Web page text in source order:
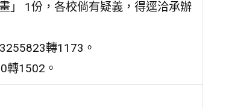
」 1份，各校倘有疑義，得逕洽承辦
轉1173。
轉1502。